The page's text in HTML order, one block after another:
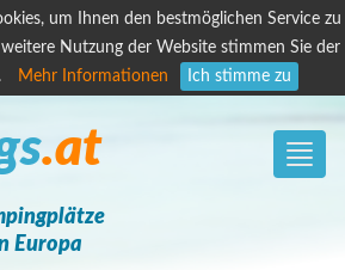
um Ihnen den bestmöglichen Service zu
Nutzung der Website stimmen Sie der
Mehr Informationen Ich stimme zu
Toggle
.at
Europa